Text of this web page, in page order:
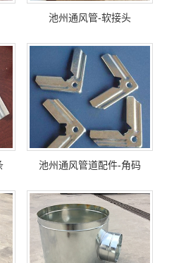
池州通风管-软接头
池州通风管道配件-角码